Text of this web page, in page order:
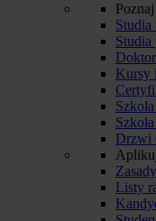
Studia
Kursy
Drzwi
Listy